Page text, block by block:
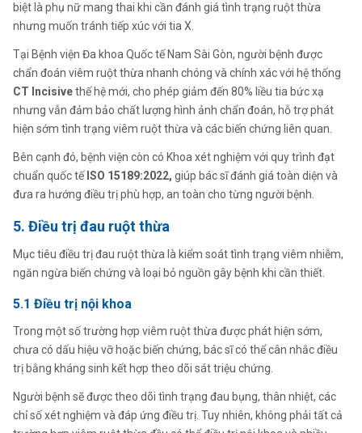
biệt là phụ nữ mang thai khi cần đánh giá tình trạng ruột thừa
nhưng muốn tránh tiếp xúc với tia X.
Tại Bệnh viện Đa khoa Quốc tế Nam Sài Gòn, người bệnh được
chẩn đoán viêm ruột thừa nhanh chóng và chính xác với hệ thống
CT Incisivethế hệ mới, cho phép giảm đến 80% liều tia bức xạ
nhưng vẫn đảm bảo chất lượng hình ảnh chẩn đoán, hỗ trợ phát
hiện sớm tình trạng viêm ruột thừa và các biến chứng liên quan.
Bên cạnh đó, bệnh viện còn có Khoa xét nghiệm với quy trình đạt
chuẩn quốc tếISO 15189:2022, giúp bác sĩ đánh giá toàn diện và
đưa ra hướng điều trị phù hợp, an toàn cho từng người bệnh.
5. Điều trị đau ruột thừa
Mục tiêu điều trị đau ruột thừa là kiểm soát tình trạng viêm nhiễm,
ngăn ngừa biến chứng và loại bỏ nguồn gây bệnh khi cần thiết.
5.1 Điều trị nội khoa
Trong một số trường hợp viêm ruột thừa được phát hiện sớm,
chưa có dấu hiệu vỡ hoặc biến chứng, bác sĩ có thể cân nhắc điều
trị bằng kháng sinh kết hợp theo dõi sát triệu chứng.
Người bệnh sẽ được theo dõi tình trạng đau bụng, thân nhiệt, các
chỉ số xét nghiệm và đáp ứng điều trị. Tuy nhiên, không phải tất cả